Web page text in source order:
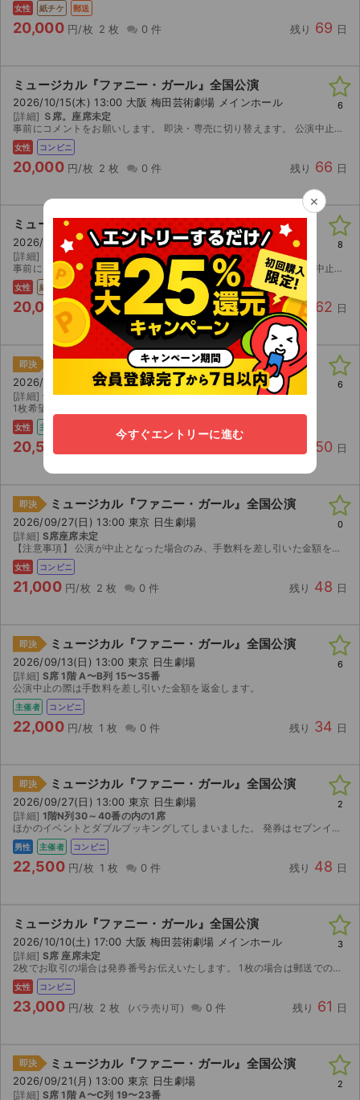
女性 紙チケ 郵送
20,000 円/枚 2 枚 0 件 残り 69 日
ミュージカル『ファニー・ガール』全国公演
2026/10/15(木) 13:00 大阪 梅田芸術劇場 メインホール
[詳細] Ｓ席。座席未定
事前にコメントをお願いします。 即決・専売に切り替えます。 公演中止の際のみ、チケット返送後に、送料・手数料を引いた金額をお返し致します。
女性 コンビニ
20,000 円/枚 2 枚 0 件 残り 66 日
6
ミュージカル『ファニー・ガール』全国公演
2026/10/11(日) 12:00 大阪 梅田芸術劇場 メインホール
[詳細]
Ｓ席。座席未定。
事前にコメントをお願いします。 即決・専売に切り替えます。 公演中止の際のみ、チケット返送後に、送料・手数料を引いた金額をお返し致します。
女性 紙チケ 郵送
20,000 円/枚 2 枚 残り 62 日
8
即決 ミュージカル『ファニー・ガール』全国公演
2026/09/29(火) 12:00 東京 日生劇場
[詳細] 千秋楽 S席1階C列3〜40番
1枚希望の方は相談ください。 郵送も検討します。
女性 主催者
20,500 50 日
6
即決 ミュージカル『ファニー・ガール』全国公演
2026/09/27(日) 13:00 東京 日生劇場
[詳細] S席座席未定
【注意事項】 公演が中止となった場合のみ、手数料を差し引いた金額を返金いたします。 取引確定後のキャンセルはお受けできません。 迅速で丁寧な対応を心がけておりますので、よろしくお願いいたします。
女性 コンビニ
21,000 円/枚 2 枚 0 件 残り 48 日
0
即決 ミュージカル『ファニー・ガール』全国公演
2026/09/13(日) 13:00 東京 日生劇場
[詳細] S席 1階 A〜B列 15〜35番
公演中止の際は手数料を差し引いた金額を返金します。
主催者 コンビニ
22,000 円/枚 1 枚 0 件 残り 34 日
6
即決 ミュージカル『ファニー・ガール』全国公演
2026/09/27(日) 13:00 東京 日生劇場
[詳細] 1階N列30～40番の内の1席
ほかのイベントとダブルブッキングしてしまいました。 発券はセブンイレブンです。
男性 主催者 コンビニ
22,500 円/枚 1 枚 0 件 残り 48 日
2
ミュージカル『ファニー・ガール』全国公演
2026/10/10(土) 17:00 大阪 梅田芸術劇場 メインホール
[詳細] S席 座席未定
2枚でお取引の場合は発券番号お伝えいたします。 1枚の場合は郵送でのお取引となります。 公演中止の際は手数料を差し引いた金額を返金いたします。 購入の際は必ずコメントをお願いいたします。
女性 コンビニ
23,000 円/枚 2 枚 0 件 残り 61 日
3
即決 ミュージカル『ファニー・ガール』全国公演
2026/09/21(月) 13:00 東京 日生劇場
[詳細] S席 1階 A〜C列 19〜23番
2
×
今すぐエントリーに進む